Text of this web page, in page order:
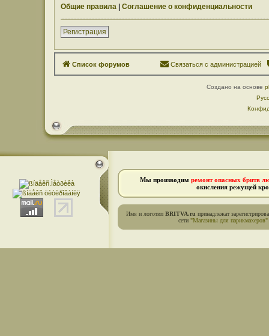
Общие правила | Соглашение о конфиденциальности
Регистрация
Список форумов Связаться с администрацией
Создано на основе
Мы производим ремонт опасных бритв
окисления режущей
Имя и логотип BRITVA.ru принадлежат
сети "Магазины для парикмахеров"